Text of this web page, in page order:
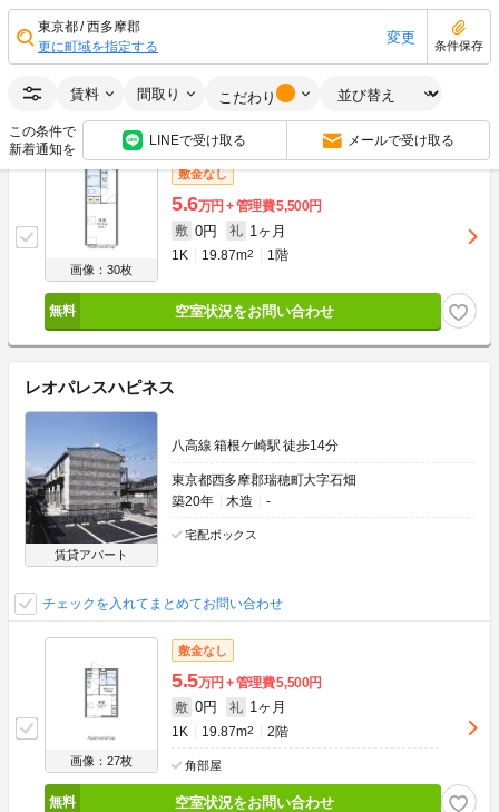
東京都 西多摩郡
更に町域を指定する
変更
条件保存
賃料 間取り こだわり
この条件で
新着通知を
LINEで受け取る メールで受け取る
画像：30枚
空室状況をお問い合わせ
画像：30枚
敷金なし
5.6万円 管理費5,500円
敷 0円 礼 1ヶ月
1K 19.87m2 1階
空室状況をお問い合わせ
レオパレスハピネス
賃貸アパート
八高線 箱根ケ崎駅 徒歩14分
東京都西多摩郡瑞穂町大字石畑
築20年
木造 -
宅配ボックス
チェックを入れてまとめてお問い合わせ
画像：27枚
敷金なし
5.5万円 管理費5,500円
敷 0円 礼 1ヶ月
1K 19.87m2 2階
角部屋
空室状況をお問い合わせ